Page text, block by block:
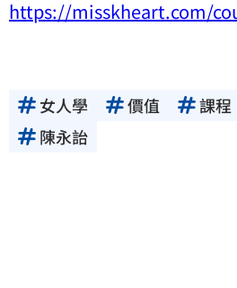
https://misskheart.com/
女人學 價值 課程
陳永詒